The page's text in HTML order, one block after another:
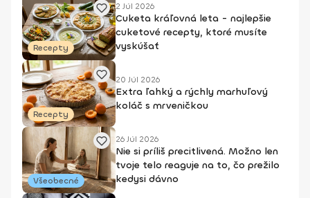
Recepty
2 Júl 2026
Cuketa kráľovná leta - najlepšie
cuketové recepty, ktoré musíte
vyskúšať
Recepty
20 Júl 2026
Extra ľahký a rýchly marhuľový
koláč s mrveničkou
Všeobecné
26 Júl 2026
Nie si príliš precitlivená. Možno len
tvoje telo reaguje na to, čo prežilo
kedysi dávno